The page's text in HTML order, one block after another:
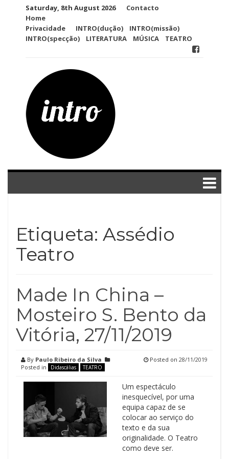
Saturday, 8th August 2026
Contacto
Home
Privacidade
INTRO(dução)
INTRO(missão)
INTRO(specção)
LITERATURA MÚSICA TEATRO
Etiqueta: Assédio
Teatro
Made In China –
Mosteiro S. Bento da
Vitória, 27/11/2019
By Paulo Ribeiro da Silva
Posted in
Didascálias TEATRO
Posted on 28/11/2019
Um espectáculo
inesquecível, por uma
equipa capaz de se
colocar ao serviço do
texto e da sua
originalidade. O Teatro
como deve ser.